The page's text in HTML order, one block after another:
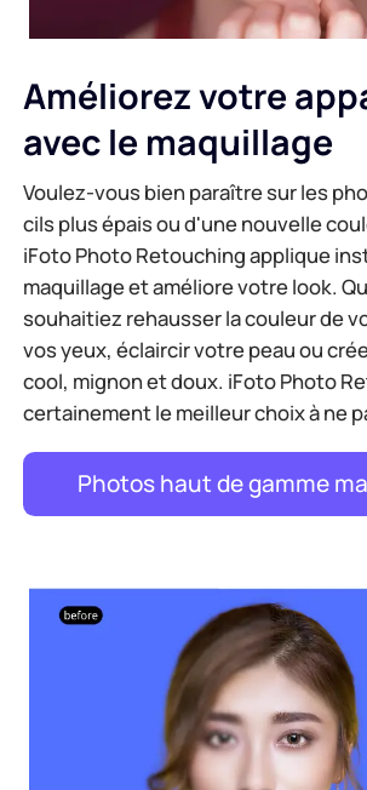
Améliorez votre
avec le maquillage
Voulez-vous bien paraître sur les
cils plus épais ou d'une nouvelle
iFoto Photo Retouching applique
maquillage et améliore votre look.
souhaitiez rehausser la couleur de
vos yeux, éclaircir votre peau ou
cool, mignon et doux. iFoto Photo
certainement le meilleur choix à ne
Photos haut de gamme